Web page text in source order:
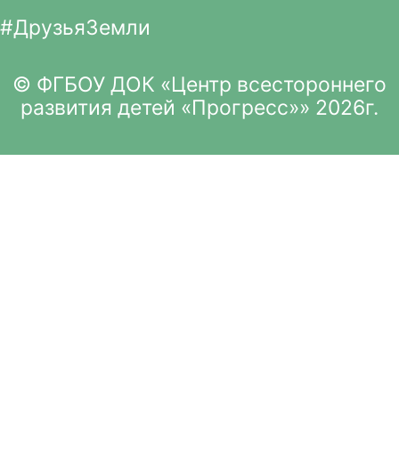
#ДрузьяЗемли
© ФГБОУ ДОК «Центр всестороннего
развития детей «Прогресс»» 2026г.